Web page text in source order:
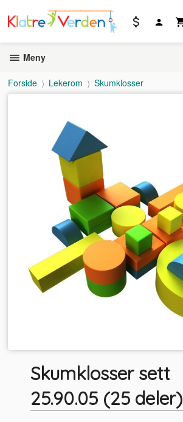
innholdet
Meny
Forside Lekerom Skumklosser
Skumklosser sett
25.90.05 (25 deler)